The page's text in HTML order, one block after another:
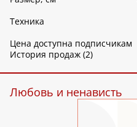
Техника
Цена доступна подписчикам
История продаж (2)
Любовь и ненависть